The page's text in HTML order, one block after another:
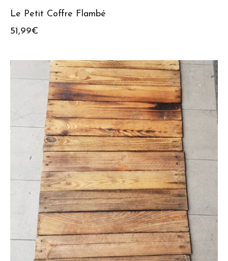
Le Petit Coffre Flambé
51,99€